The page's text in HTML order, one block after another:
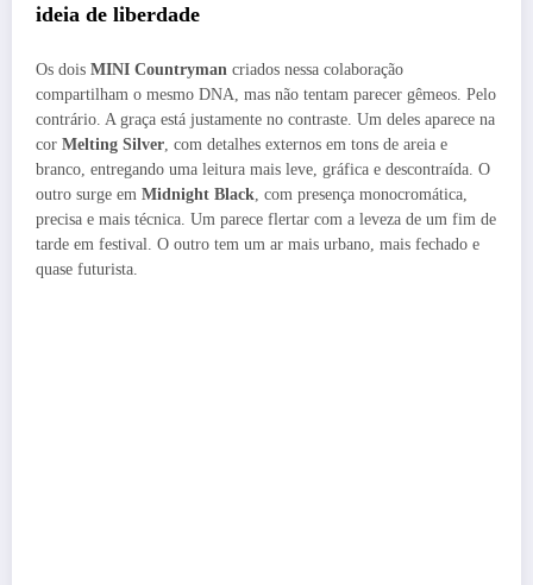
ideia de liberdade
Os dois MINI Countryman criados nessa colaboração
compartilham o mesmo DNA, mas não tentam parecer gêmeos. Pelo
contrário. A graça está justamente no contraste. Um deles aparece na
cor Melting Silver, com detalhes externos em tons de areia e
branco, entregando uma leitura mais leve, gráfica e descontraída. O
outro surge em Midnight Black, com presença monocromática,
precisa e mais técnica. Um parece flertar com a leveza de um fim de
tarde em festival. O outro tem um ar mais urbano, mais fechado e
quase futurista.